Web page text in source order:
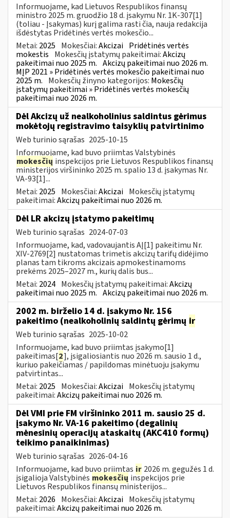
Informuojame, kad Lietuvos Respublikos finansų
ministro 2025 m. gruodžio 18 d. įsakymu Nr. 1K-307[1]
(toliau - Įsakymas) kurį galima rasti čia, nauja redakcija
išdėstytas Pridėtinės vertės mokesčio...
Metai: 2025 Mokesčiai:Akcizai Pridėtinės vertės
mokestis Mokesčių įstatymų pakeitimai:Akcizų
pakeitimai nuo 2025 m. Akcizų pakeitimai nuo 2026 m.
MĮP 2021 » Pridėtinės vertės mokesčio pakeitimai nuo
2025 m. Mokesčių žinyno kategorijos: Mokesčių
įstatymų pakeitimai » Pridėtinės vertės mokesčių
pakeitimai nuo 2026 m.
Dėl Akcizų už nealkoholinius saldintus gėrimus
mokėtojų registravimo taisyklių patvirtinimo
Web turinio sąrašas 2025-10-15
Informuojame, kad buvo priimtas Valstybinės
mokesčių inspekcijos prie Lietuvos Respublikos finansų
ministerijos viršininko 2025 m. spalio 13 d. įsakymas Nr.
VA-93[1]...
Metai: 2025 Mokesčiai:Akcizai Mokesčių įstatymų
pakeitimai:Akcizų pakeitimai nuo 2026 m.
Dėl LR akcizų įstatymo pakeitimų
Web turinio sąrašas 2024-07-03
Informuojame, kad, vadovaujantis AĮ[1] pakeitimu Nr.
XIV-2769[2] nustatomas trimetis akcizų tarifų didėjimo
planas tam tikroms akcizais apmokestinamoms
prekėms 2025–2027 m., kurių dalis bus...
Metai: 2024 Mokesčių įstatymų pakeitimai:Akcizų
pakeitimai nuo 2025 m. Akcizų pakeitimai nuo 2026 m.
2002 m. birželio 14 d. įsakymo Nr. 156
pakeitimo (nealkoholinių saldintų gėrimų ir
Web turinio sąrašas 2025-10-02
Informuojame, kad buvo priimtas įsakymo[1]
pakeitimas[2], įsigaliosiantis nuo 2026 m. sausio 1 d.,
kuriuo pakeičiamas / papildomas minėtuoju įsakymu
patvirtintas...
Metai: 2025 Mokesčiai:Akcizai Mokesčių įstatymų
pakeitimai:Akcizų pakeitimai nuo 2026 m.
Dėl VMI prie FM viršininko 2011 m. sausio 25 d.
įsakymo Nr. VA-16 pakeitimo (degalinių
mėnesinių operacijų ataskaitų (AKC410 formų)
teikimo panaikinimas)
Web turinio sąrašas 2026-04-16
Informuojame, kad buvo priimtas ir 2026 m. gegužės 1 d.
įsigalioja Valstybinės mokesčių inspekcijos prie
Lietuvos Respublikos finansų ministerijos...
Metai: 2026 Mokesčiai:Akcizai Mokesčių įstatymų
pakeitimai:Akcizų pakeitimai nuo 2026 m.